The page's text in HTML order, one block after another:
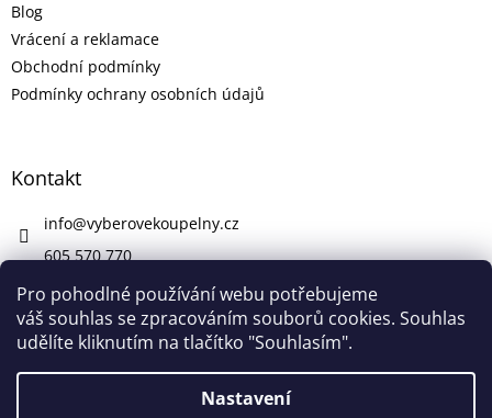
Pro pohodlné používání webu potřebujeme
váš souhlas se zpracováním souborů cookies. Souhlas
udělíte kliknutím na tlačítko "Souhlasím".
Nastavení
Blog
Vrácení a reklamace
Obchodní podmínky
Podmínky ochrany osobních údajů
Kontakt
info@vyberovekoupelny.cz
605 570 770
https://www.facebook.com/vyberovekoupelny/